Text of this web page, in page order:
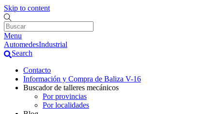
Skip to content
Menu
AutomedesIndustrial
Search
Contacto
Información y Compra de Baliza V-16
Buscador de talleres mecánicos
Por provincias
Por localidades